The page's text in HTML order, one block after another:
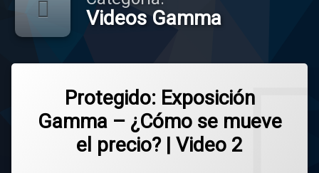
Videos Gamma
Protegido: Exposición
Gamma – ¿Cómo se mueve
el precio? | Video 2
protegido
gamma